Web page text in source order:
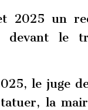
un
devant le
le juge
la